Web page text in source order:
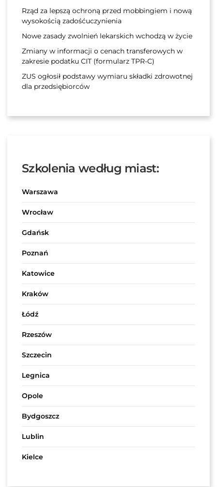
Rząd za lepszą ochroną przed mobbingiem i nową
wysokością zadośćuczynienia
Nowe zasady zwolnień lekarskich wchodzą w życie
Zmiany w informacji o cenach transferowych w
zakresie podatku CIT (formularz TPR-C)
ZUS ogłosił podstawy wymiaru składki zdrowotnej
dla przedsiębiorców
Szkolenia według miast:
Warszawa
Wrocław
Gdańsk
Poznań
Katowice
Kraków
Łódź
Rzeszów
Szczecin
Legnica
Opole
Bydgoszcz
Lublin
Kielce